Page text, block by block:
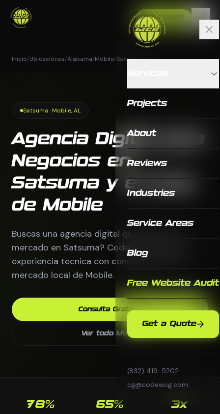
Get a Quote
Projects
About
Reviews
Industries
Service Areas
Blog
Free Website Audit
Get a Quote
(832) 419-5202
cg@codewcg.com
Inicio/Ubicaciones/Alabama/Mobile/Satsuma
Satsuma · Mobile, AL
Agencia Digital para
Negocios en
Satsuma y el Area
de Mobile
Buscas una agencia digital que entienda tu
mercado en Satsuma? CodeWCG combina
experiencia tecnica con conocimiento del
mercado local de Mobile.
Consulta Gratis
Ver todo Mobile
78% 65% 3x